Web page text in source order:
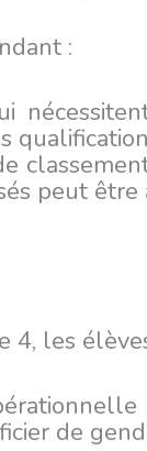
:
peut être
4, les
de